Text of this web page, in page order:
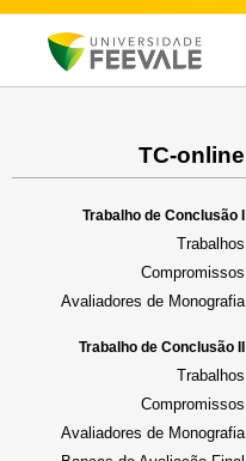
TC-online
Trabalho de Conclusão I
Trabalhos
Compromissos
Avaliadores de Monografia
Trabalho de Conclusão II
Trabalhos
Compromissos
Avaliadores de Monografia